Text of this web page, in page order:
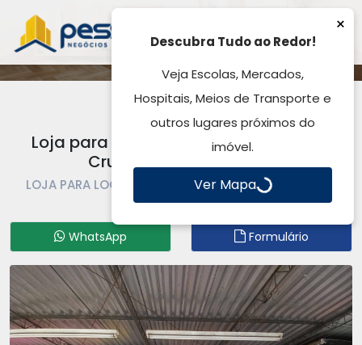
Loja para Locação, por R$ 8.000,00 -
Cruzeiro - Gravataí, RS
LOJA PARA LOCAÇÃO | LOJA | GRAVATAÍ | CRUZEIRO
Código: LO0847
WhatsApp Formulário
×
Descubra Tudo ao Redor!
Veja Escolas, Mercados,
Hospitais, Meios de Transporte e
outros lugares próximos do
imóvel.
Ver Mapa